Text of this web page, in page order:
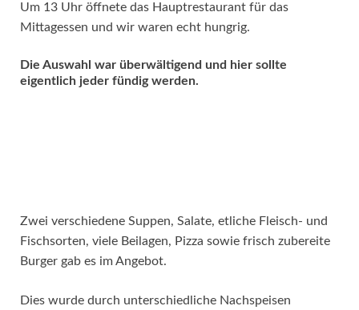
Um 13 Uhr öffnete das Hauptrestaurant für das
Mittagessen und wir waren echt hungrig.
Die Auswahl war überwältigend und hier sollte
eigentlich jeder fündig werden.
Zwei verschiedene Suppen, Salate, etliche Fleisch- und
Fischsorten, viele Beilagen, Pizza sowie frisch zubereite
Burger gab es im Angebot.
Dies wurde durch unterschiedliche Nachspeisen